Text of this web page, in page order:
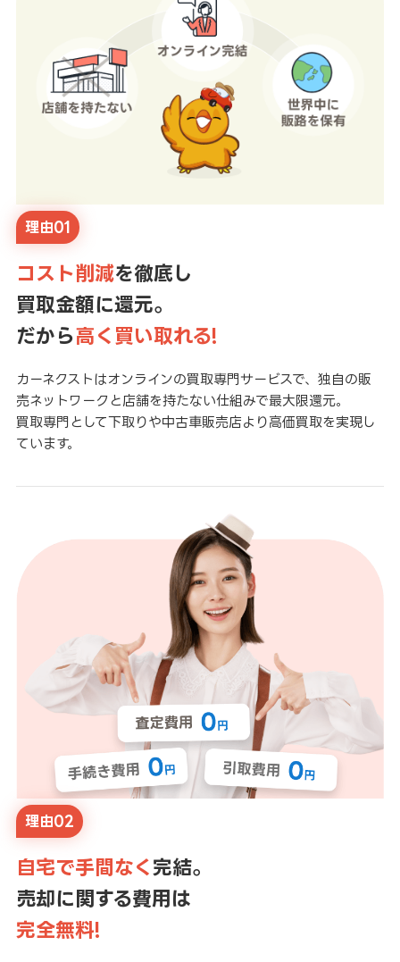
理由01
コスト削減を徹底し
買取金額に還元。
だから高く買い取れる!
カーネクストはオンラインの買取専門サービスで、独自の販
売ネットワークと店舗を持たない仕組みで最大限還元。
買取専門として下取りや中古車販売店より高価買取を実現し
ています。
理由02
自宅で手間なく 完結。
売却に関する費用は
完全無料!